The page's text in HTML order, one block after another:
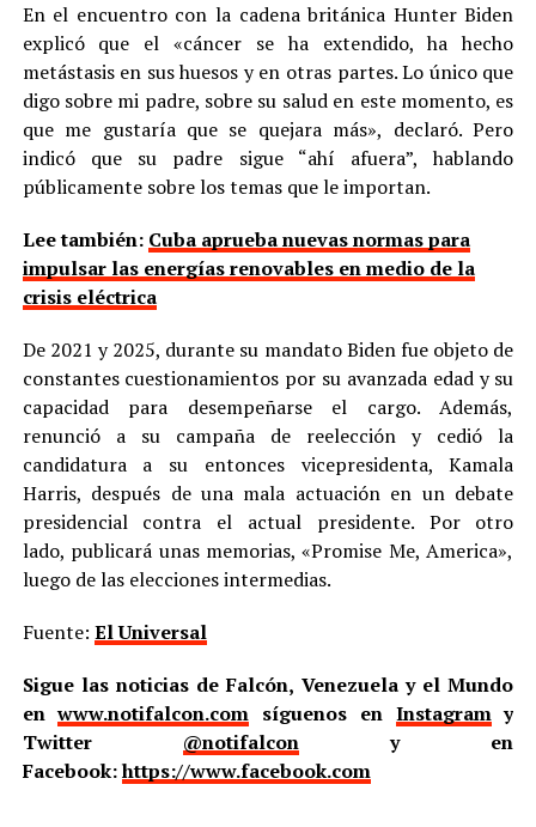
En el encuentro con la cadena británica Hunter Biden
explicó que el «cáncer se ha extendido, ha hecho
metástasis en sus huesos y en otras partes. Lo único que
digo sobre mi padre, sobre su salud en este momento, es
que me gustaría que se quejara más», declaró. Pero
indicó que su padre sigue “ahí afuera”, hablando
públicamente sobre los temas que le importan.
Lee también: Cuba aprueba nuevas normas para
impulsar las energías renovables en medio de la
crisis eléctrica
De 2021 y 2025, durante su mandato Biden fue objeto de
constantes cuestionamientos por su avanzada edad y su
capacidad para desempeñarse el cargo. Además,
renunció a su campaña de reelección y cedió la
candidatura a su entonces vicepresidenta, Kamala
Harris, después de una mala actuación en un debate
presidencial contra el actual presidente. Por otro
lado, publicará unas memorias, «Promise Me, America»,
luego de las elecciones intermedias.
Fuente: El Universal
Sigue las noticias de Falcón, Venezuela y el Mundo
enwww.notifalcon.com síguenos en Instagramy
Twitter @notifalcony en
Facebook:https://www.facebook.com